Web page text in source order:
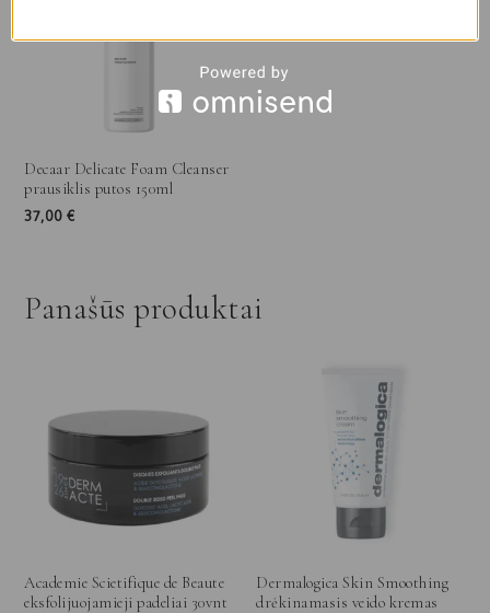
Decaar Delicate Foam Cleanser
prausiklis putos 150ml
37,00€
Panašūs produktai
Academie Scietifique de Beaute
eksfolijuojamieji padeliai 30vnt
Dermalogica Skin Smoothing
drėkinamasis veido kremas
55,00 €
through
86,00 €